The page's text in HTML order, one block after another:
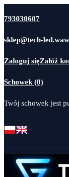
793030607
sklep@tech-
Zaloguj sięZałóż
Schowek (0)
Twój schowek jest